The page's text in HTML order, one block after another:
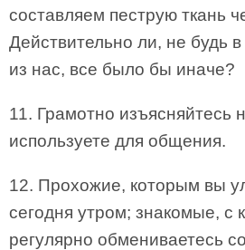
составляем пеструю ткань
Действительно ли, не будь в
из нас, все было бы иначе?
11. Грамотно изъясняйтесь
используете для общения.
12. Прохожие, которым вы
сегодня утром; знакомые, с
регулярно обмениваетесь